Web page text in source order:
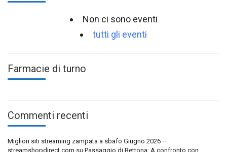
Non ci sono eventi
tutti gli eventi
Farmacie di turno
Commenti recenti
Migliori siti streaming zampata a sbafo Giugno 2026 –
streamshopdirect.com su Passaggio di Bettona: A confronto con